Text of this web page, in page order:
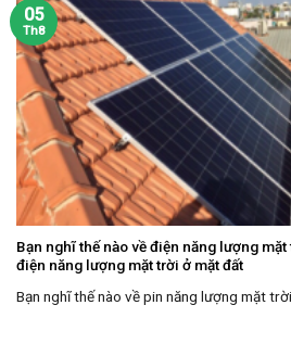
Bạn nghĩ thế nào về điện năng lượng
điện năng lượng mặt trời ở mặt đất
Bạn nghĩ thế nào về pin năng lượng mặt
05
Th8